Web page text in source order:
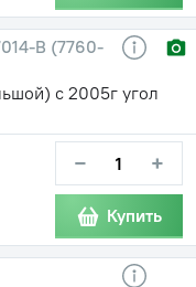
В (7760-
с 2005г угол
− +
Купить